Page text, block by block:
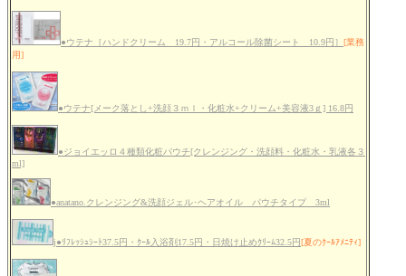
●ウテナ［ハンドクリーム 19.7円・アルコール除菌シート 10.9円］ [業務
用]
●ウテナ[メーク落とし+洗顔３ｍｌ・化粧水+クリーム+美容液3ｇ] 16.8円
●ジョイエッロ４種類化粧パウチ[クレンジング・洗顔料・化粧水・乳液各３
ml]
●anatano.クレンジング&洗顔ジェル･ヘアオイル パウチタイプ 3ml
j●ﾘﾌﾚｯｼｭｼｰﾄ37.5円・ｸｰﾙ入浴剤17.5円・日焼け止めｸﾘｰﾑ32.5円[夏のｸｰﾙｱﾒﾆﾃｨ]